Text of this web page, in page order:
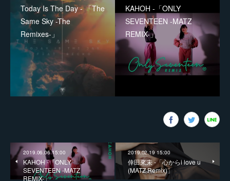
Today Is The Day - 「The
Same Sky -The
Remixes-」
KAHOH -「ONLY
SEVENTEEN -MATZ
REMIX-」
2019.06.06 15:00
KAHOH -「ONLY
SEVENTEEN -MATZ
REMIX-」
2019.02.19 15:00
倖田來未 -「心からi love u
(MATZ Remix)」